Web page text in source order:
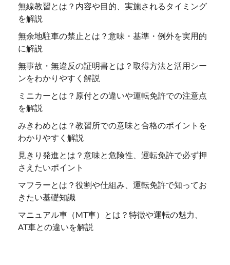
無線教習とは？内容や目的、実施されるタイミング
を解説
無余地駐車の禁止とは？意味・基準・例外を実用的
に解説
無事故・無違反の証明書とは？取得方法と活用シー
ンをわかりやすく解説
ミニカーとは？原付との違いや運転免許での注意点
を解説
みきわめとは？教習所での意味と合格のポイントを
わかりやすく解説
見きり発進とは？意味と危険性、運転免許で必ず押
さえたいポイント
マフラーとは？役割や仕組み、運転免許で知ってお
きたい基礎知識
マニュアル車（MT車）とは？特徴や運転の魅力、
AT車との違いを解説